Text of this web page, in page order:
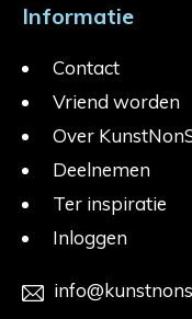
Informatie
Contact
Vriend worden
Over
Deelnemen
Ter inspiratie
Inloggen